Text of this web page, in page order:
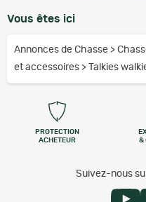
Vous êtes ici
Annonces de Chasse >
et accessoires > Talkies
PROTECTION
ACHETEUR
&
Suivez-nous